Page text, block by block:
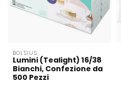
BOLSIUS
Lumini (Tealight) 16/38
Bianchi, Confezione da
500 Pezzi